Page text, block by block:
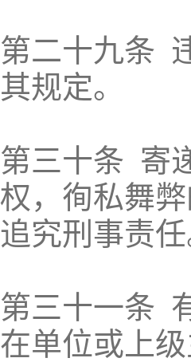
第二十九条
其规定。
第三十条 寄
权，徇私舞
追究刑事责任
第三十一条
在单位或上